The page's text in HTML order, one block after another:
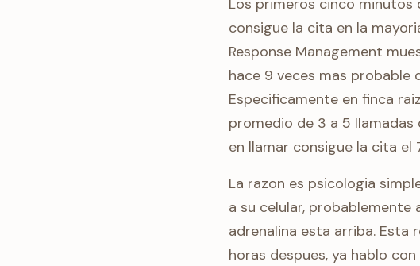
Los primeros cinco minutos
consigue la cita en la
Response Management
hace 9 veces mas
Especificamente en finca
promedio de 3 a 5
en llamar consigue la cita el
La razon es psicologia
a su celular, probablemente
adrenalina esta arriba. Esta
horas despues, ya hablo